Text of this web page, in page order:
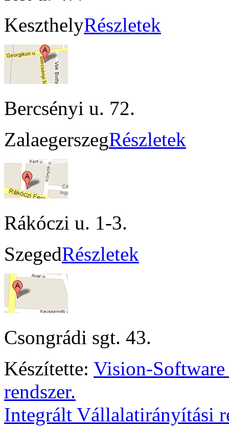
KeszthelyRészletek
Bercsényi u. 72.
ZalaegerszegRészletek
Rákóczi u. 1-3.
SzegedRészletek
Csongrádi sgt. 43.
Készítette: Vision-
rendszer.
Integrált Vállalatirányítási